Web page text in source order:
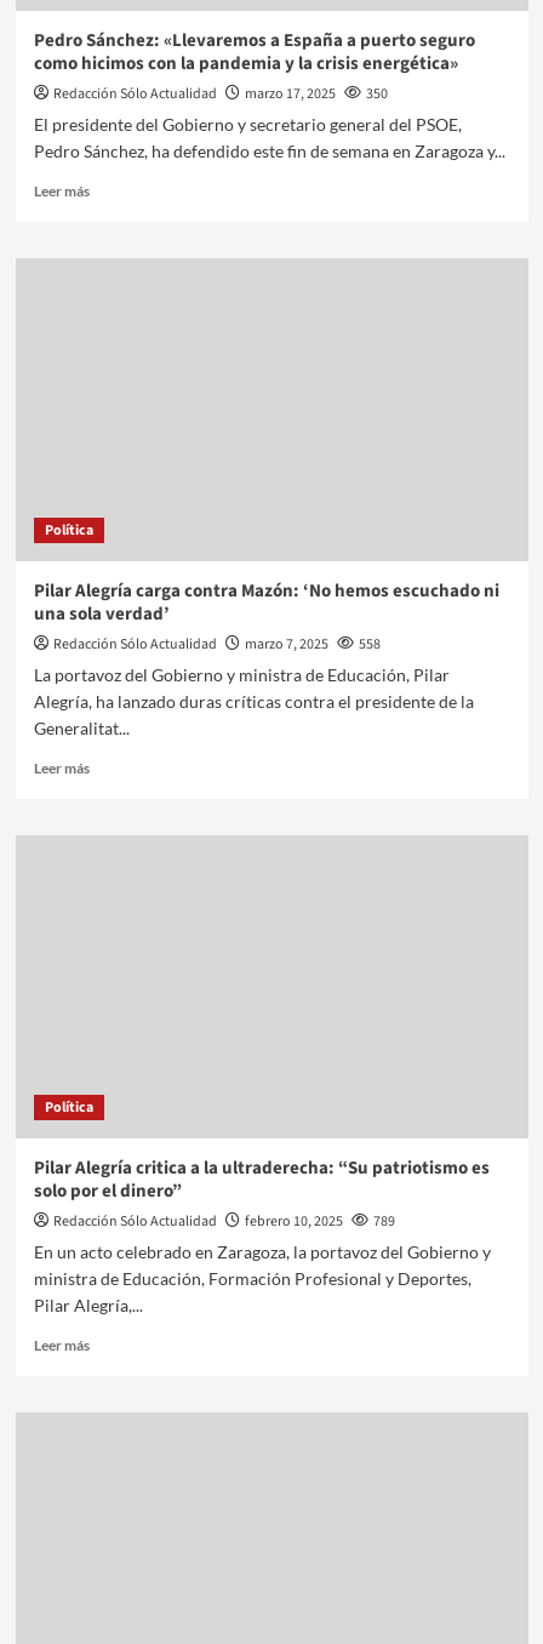
Pedro Sánchez: «Llevaremos a España a puerto seguro
como hicimos con la pandemia y la crisis energética»
Redacción Sólo Actualidad marzo 17, 2025
350
El presidente del Gobierno y secretario general del PSOE,
Pedro Sánchez, ha defendido este fin de semana en Zaragoza y...
Leer más
Política
Pilar Alegría carga contra Mazón: ‘No hemos escuchado ni
una sola verdad’
Redacción Sólo Actualidad marzo 7, 2025
558
La portavoz del Gobierno y ministra de Educación, Pilar
Alegría, ha lanzado duras críticas contra el presidente de la
Generalitat...
Leer más
Política
Pilar Alegría critica a la ultraderecha: “Su patriotismo es
solo por el dinero”
Redacción Sólo Actualidad febrero 10, 2025
789
En un acto celebrado en Zaragoza, la portavoz del Gobierno y
ministra de Educación, Formación Profesional y Deportes,
Pilar Alegría,...
Leer más